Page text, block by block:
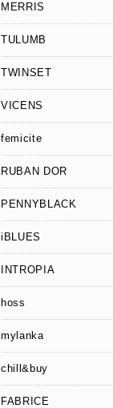
MERRIS
TULUMB
TWINSET
VICENS
femicite
RUBAN DOR
PENNYBLACK
iBLUES
INTROPIA
hoss
mylanka
chill&buy
FABRICE